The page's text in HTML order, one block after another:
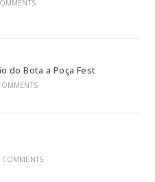
do Bota a Poça Fest